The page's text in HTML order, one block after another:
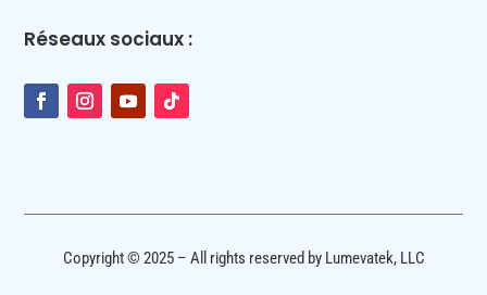
Réseaux sociaux :
Copyright © 2025 – All rights reserved by Lumevatek, LLC